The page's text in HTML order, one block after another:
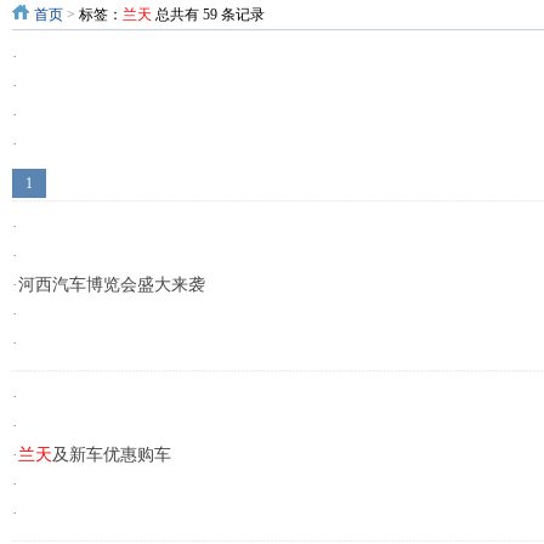
首页 > 标签： 兰天 总共有 59 条记录
·
·
·
·
·
·
·
·河西汽车博览会盛大来袭
·
·
·
·
· 兰天及新车优惠购车
·
·
1